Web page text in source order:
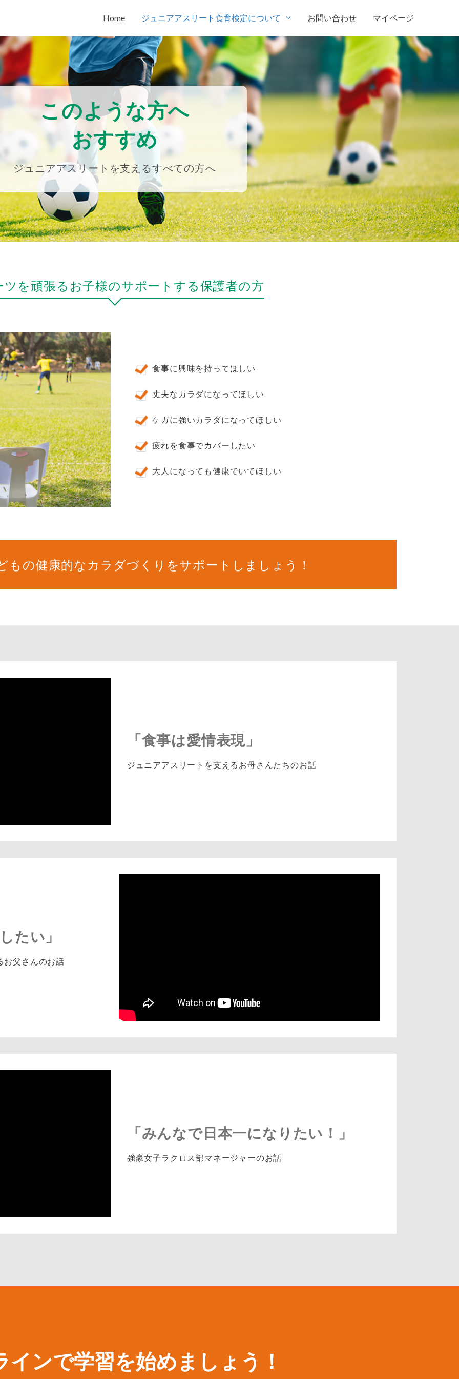
Home ジュニアアスリート食育検定について お問い合わせ マイページ
このような方へ
おすすめ
ジュニアアスリートを支えるすべての方へ
ツを頑張るお子様のサポートする保護者の方
食事に興味を持ってほしい
丈夫なカラダになってほしい
ケガに強いカラダになってほしい
疲れを食事でカバーしたい
大人になっても健康でいてほしい
もの健康的なカラダづくりをサポートしましょう！
「食事は愛情表現」
ジュニアアスリートを支えるお母さんたちのお話
たい」
お父さんのお話
「みんなで日本一になりたい！」
強豪女子ラクロス部マネージャーのお話
インで学習を始めましょう！